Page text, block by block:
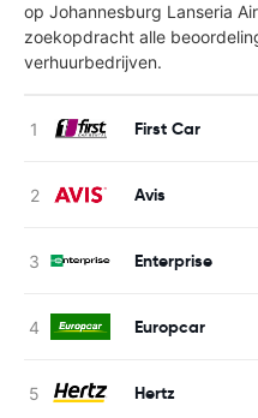
op Johannesburg Lanseria
zoekopdracht alle
verhuurbedrijven.
First Car
Avis
Enterprise
Europcar
Hertz